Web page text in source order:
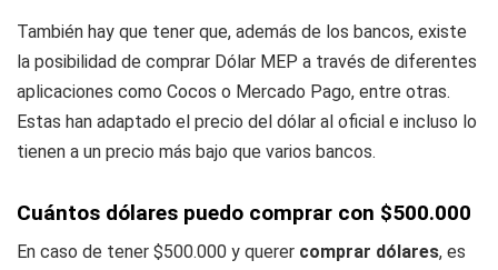
También hay que tener que, además de los bancos, existe
la posibilidad de comprar Dólar MEP a través de diferentes
aplicaciones como Cocos o Mercado Pago, entre otras.
Estas han adaptado el precio del dólar al oficial e incluso lo
tienen a un precio más bajo que varios bancos.
Cuántos dólares puedo comprar con $500.000
En caso de tener $500.000 y querer comprar dólares, es